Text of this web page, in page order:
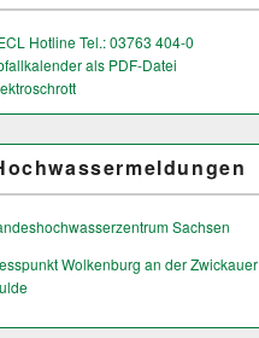
Hotline Tel.: 03763 404-0
als PDF-Datei
Sachsen
Wolkenburg an der Zwickauer